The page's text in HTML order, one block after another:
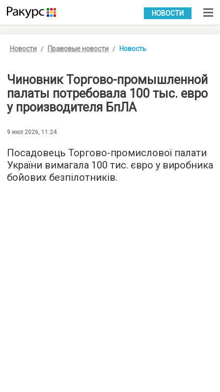
УКР РУС
НОВОСТИ
Новости Правовые новости Новость
Чиновник Торгово-промышленной
палаты потребовала 100 тыс. евро
у производителя БпЛА
9 июл 2026, 11:24
Посадовець Торгово-промислової палати
України вимагала 100 тис. євро у виробника
бойових безпілотників.